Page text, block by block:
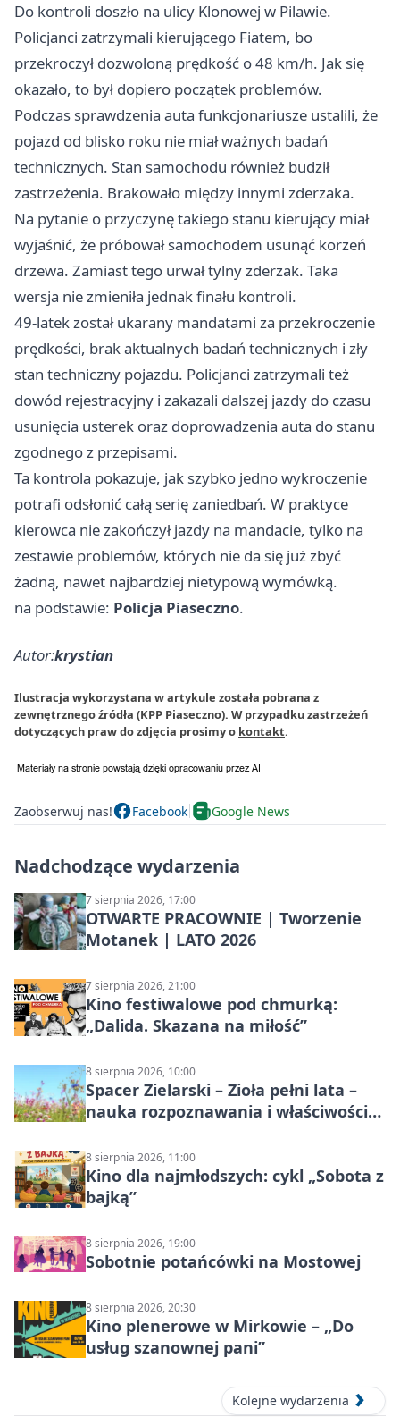
Do kontroli doszło na ulicy Klonowej w Pilawie.
Policjanci zatrzymali kierującego Fiatem, bo
przekroczył dozwoloną prędkość o 48 km/h. Jak się
okazało, to był dopiero początek problemów.
Podczas sprawdzenia auta funkcjonariusze ustalili, że
pojazd od blisko roku nie miał ważnych badań
technicznych. Stan samochodu również budził
zastrzeżenia. Brakowało między innymi zderzaka.
Na pytanie o przyczynę takiego stanu kierujący miał
wyjaśnić, że próbował samochodem usunąć korzeń
drzewa. Zamiast tego urwał tylny zderzak. Taka
wersja nie zmieniła jednak finału kontroli.
49-latek został ukarany mandatami za przekroczenie
prędkości, brak aktualnych badań technicznych i zły
stan techniczny pojazdu. Policjanci zatrzymali też
dowód rejestracyjny i zakazali dalszej jazdy do czasu
usunięcia usterek oraz doprowadzenia auta do stanu
zgodnego z przepisami.
Ta kontrola pokazuje, jak szybko jedno wykroczenie
potrafi odsłonić całą serię zaniedbań. W praktyce
kierowca nie zakończył jazdy na mandacie, tylko na
zestawie problemów, których nie da się już zbyć
żadną, nawet najbardziej nietypową wymówką.
na podstawie: Policja Piaseczno.
Autor:krystian
Ilustracja wykorzystana w artykule została pobrana z
zewnętrznego źródła (KPP Piaseczno). W przypadku zastrzeżeń
dotyczących praw do zdjęcia prosimy o kontakt.
Zaobserwuj nas! Facebook Google News
Nadchodzące wydarzenia
7 sierpnia 2026, 17:00
OTWARTE PRACOWNIE | Tworzenie
Motanek | LATO 2026
7 sierpnia 2026, 21:00
Kino festiwalowe pod chmurką:
„Dalida. Skazana na miłość”
8 sierpnia 2026, 10:00
Spacer Zielarski – Zioła pełni lata –
nauka rozpoznawania i właściwości
8 sierpnia 2026, 11:00
Kino dla najmłodszych: cykl „Sobota z
bajką”
8 sierpnia 2026, 19:00
Sobotnie potańcówki na Mostowej
8 sierpnia 2026, 20:30
Kino plenerowe w Mirkowie – „Do
usług szanownej pani”
Kolejne wydarzenia